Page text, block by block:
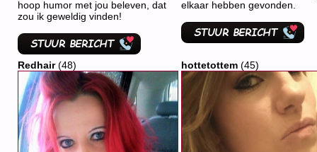
hoop humor met jou beleven, dat
zou ik geweldig vinden!
elkaar hebben gevonden.
Redhair(48) hottetottem (45)